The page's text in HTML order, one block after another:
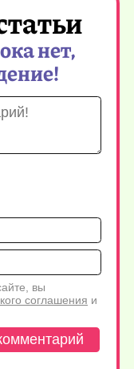
нет,
Имя*
вы
соглашения и